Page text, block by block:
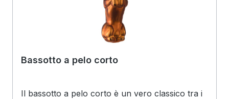
Bassotto a pelo corto
Il bassotto a pelo corto è un vero classico tra i